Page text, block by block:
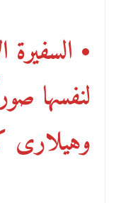
• السفيرة
لنفسها
وهيلارى